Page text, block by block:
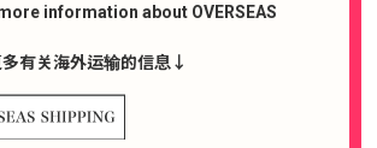
information about OVERSEAS
有关海外运输的信息↓